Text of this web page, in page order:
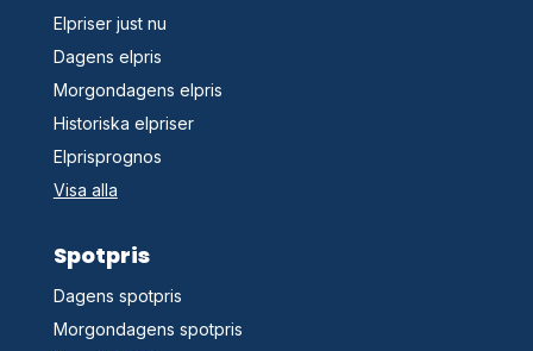
Elpriser just nu
Dagens elpris
Morgondagens elpris
Historiska elpriser
Elprisprognos
Visa alla
Spotpris
Dagens spotpris
Morgondagens spotpris